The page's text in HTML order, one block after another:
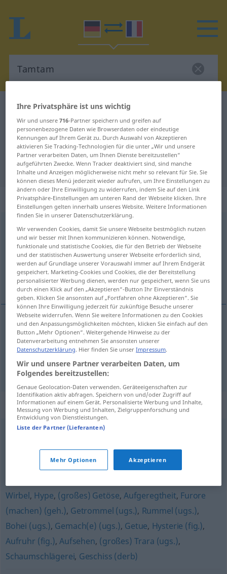
Deutsch-Französisch Wörterbuch
Deutsch-Französisch Übersetzung
für "Tamtam"
"Tamtam" Französisch Übersetzung
„Tamtam“: Neutrum
Tamtam [tamˈtam]n <Tamtams> UMG PEJ
Übersicht aller Übersetzungen
(Für mehr Details die Übersetzung anklicken/antippen)
faire du tamtam
Beispiele
Tamtammachen
faire
du tamtam )
Synonyme für "Tamtam"
Wirbel, Hype, (großes) Getöse, Aufgeregtheit, Furore
(machen) (geh.), Getrommel (ugs.), Rummel (ugs.),
Bohei (ugs.), Gemach(e) (ugs.), Getue, Hysterie (fig.),
Aufruhr (fig.), Aufsehen, (großes) Trara (ugs.),
Schaumschlägerei, Geschiss (derb)
Ihre Privatsphäre ist uns wichtig
Wir und unsere716-Partner speichern und greifen auf
personenbezogene Daten wie Browserdaten oder eindeutige
Kennungen auf Ihrem Gerät zu. Durch Auswahl von Akzeptieren
aktivieren Sie Tracking-Technologien für die unter „Wir und unsere
Partner verarbeiten Daten, um Ihnen Dienste bereitzustellen“
aufgeführten Zwecke. Wenn Tracker deaktiviert sind, sind manche
Inhalte und Anzeigen möglicherweise nicht mehr so relevant für Sie. Sie
können dieses Menü jederzeit wieder aufrufen, um Ihre Einstellungen zu
ändern oder Ihre Einwilligung zu widerrufen, indem Sie auf den Link
Privatsphäre-Einstellungen am unteren Rand der Webseite klicken. Ihre
Einstellungen gelten innerhalb unseres Website. Weitere Informationen
finden Sie in unserer Datenschutzerklärung.
Wir verwenden Cookies, damit Sie unsere Webseite bestmöglich nutzen
und wir besser mit Ihnen kommunizieren können. Notwendige,
funktionale und statistische Cookies, die für den Betrieb der Webseite
und der statistischen Auswertung unserer Webseite erforderlich sind,
werden auf Grundlage unserer Vorauswahl immer auf Ihrem Endgerät
gespeichert. Marketing-Cookies und Cookies, die der Bereitstellung
personalisierter Werbung dienen, werden nur gespeichert, wenn Sie uns
durch einen Klick auf den „Akzeptieren“-Button Ihr Einverständnis
geben. Klicken Sie ansonsten auf „Fortfahren ohne Akzeptieren“. Sie
können Ihre Einwilligung jederzeit für zukünftige Besuche unserer
Webseite widerrufen. Wenn Sie weitere Informationen zu den Cookies
und den Anpassungsmöglichkeiten möchten, klicken Sie einfach auf den
Button „Mehr Optionen“. Weitergehende Hinweise zu der
Datenverarbeitung entnehmen Sie ansonsten unserer
Datenschutzerklärung. Hier finden Sie unserImpressum.
Wir und unsere Partner verarbeiten Daten, um
Folgendes bereitzustellen:
Genaue Geolocation-Daten verwenden. Geräteeigenschaften zur
Identifikation aktiv abfragen. Speichern von und/oder Zugriff auf
Informationen auf einem Gerät. Personalisierte Werbung und Inhalte,
Messung von Werbung und Inhalten, Zielgruppenforschung und
Entwicklung von Dienstleistungen.
Liste der Partner (Lieferanten)
Mehr Optionen Akzeptieren